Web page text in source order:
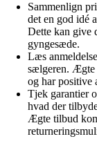
Sammenlign
det en god idé
Dette kan give
gyngesæde.
Læs
sælgeren. Ægte
og har positive
Tjek garantier
hvad der
Ægte tilbud